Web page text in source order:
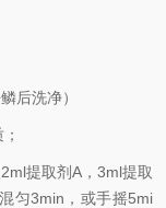
后洗净）
提取剂A，3ml提取
匀3min，或手摇5mi